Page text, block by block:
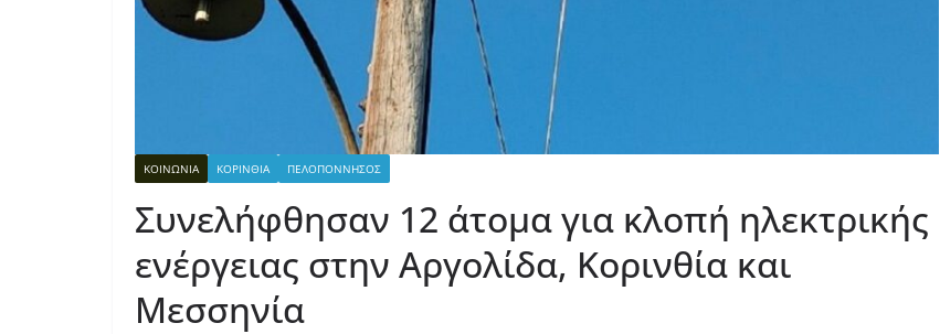
ΚΟΙΝΩΝΙΑ ΚΟΡΙΝΘΙΑ ΠΕΛΟΠΟΝΝΗΣΟΣ
Συνελήφθησαν 12 άτομα για κλοπή ηλεκτρικής
ενέργειας στην Αργολίδα, Κορινθία και
Μεσσηνία